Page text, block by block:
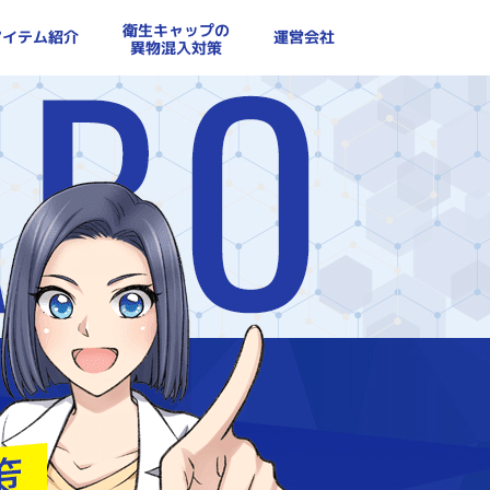
テム紹介 衛生キャップの
異物混入対策
運営会社